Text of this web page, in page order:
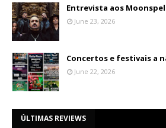
Entrevista aos
June 23, 2026
Concertos e festivais a
June 22, 2026
ÚLTIMAS REVIEWS